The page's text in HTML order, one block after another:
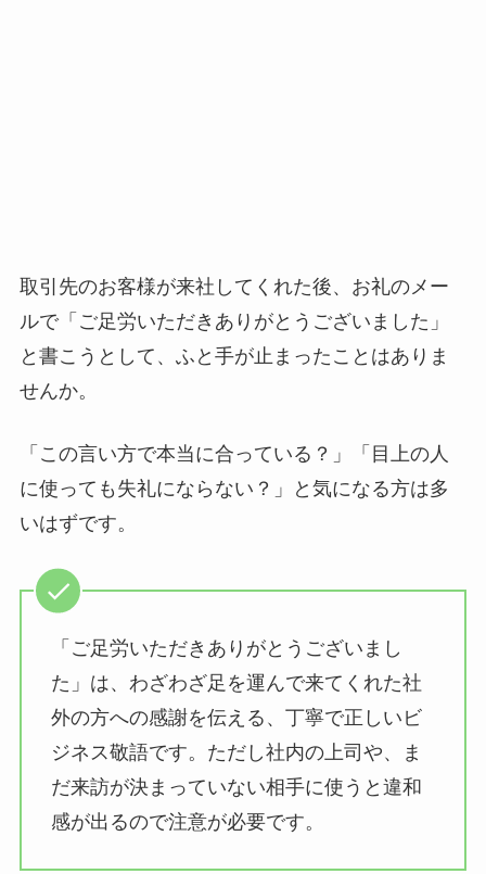
取引先のお客様が来社してくれた後、お礼のメー
ルで「ご足労いただきありがとうございました」
と書こうとして、ふと手が止まったことはありま
せんか。
「この言い方で本当に合っている？」「目上の人
に使っても失礼にならない？」と気になる方は多
いはずです。
「ご足労いただきありがとうございまし
た」は、わざわざ足を運んで来てくれた社
外の方への感謝を伝える、丁寧で正しいビ
ジネス敬語です。ただし社内の上司や、ま
だ来訪が決まっていない相手に使うと違和
感が出るので注意が必要です。